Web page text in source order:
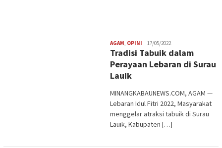
AGAM, OPINI Redaksi
17/05/2022
Tradisi Tabuik dalam
Perayaan Lebaran di Surau
Lauik
MINANGKABAUNEWS.COM, AGAM —
Lebaran Idul Fitri 2022, Masyarakat
menggelar atraksi tabuik di Surau
Lauik, Kabupaten […]